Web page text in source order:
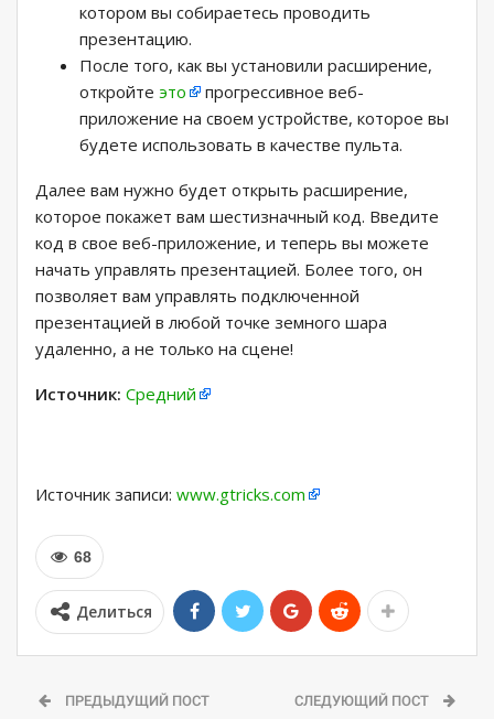
котором вы собираетесь проводить
презентацию.
После того, как вы установили расширение,
откройте это
прогрессивное веб-
приложение на своем устройстве, которое вы
будете использовать в качестве пульта.
Далее вам нужно будет открыть расширение,
которое покажет вам шестизначный код. Введите
код в свое веб-приложение, и теперь вы можете
начать управлять презентацией. Более того, он
позволяет вам управлять подключенной
презентацией в любой точке земного шара
удаленно, а не только на сцене!
Источник: Средний
Источник записи: www.gtricks.com
68
Делиться
ПРЕДЫДУЩИЙ ПОСТ СЛЕДУЮЩИЙ ПОСТ